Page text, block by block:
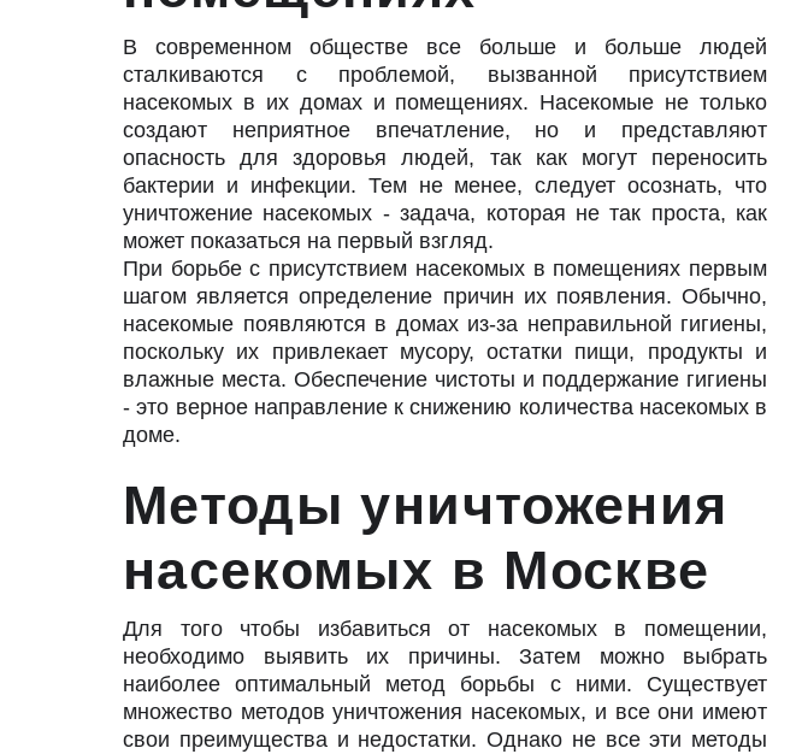
В современном обществе все больше и больше людей
сталкиваются с проблемой, вызванной присутствием
насекомых в их домах и помещениях. Насекомые не только
создают неприятное впечатление, но и представляют
опасность для здоровья людей, так как могут переносить
бактерии и инфекции. Тем не менее, следует осознать, что
уничтожение насекомых - задача, которая не так проста, как
может показаться на первый взгляд.
При борьбе с присутствием насекомых в помещениях первым
шагом является определение причин их появления. Обычно,
насекомые появляются в домах из-за неправильной гигиены,
поскольку их привлекает мусору, остатки пищи, продукты и
влажные места. Обеспечение чистоты и поддержание гигиены
- это верное направление к снижению количества насекомых в
доме.
Методы уничтожения
насекомых в Москве
Для того чтобы избавиться от насекомых в помещении,
необходимо выявить их причины. Затем можно выбрать
наиболее оптимальный метод борьбы с ними. Существует
множество методов уничтожения насекомых, и все они имеют
свои преимущества и недостатки. Однако не все эти методы